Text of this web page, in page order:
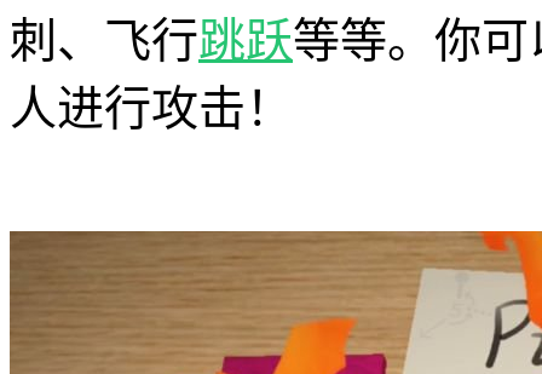
刺、飞行跳跃等等。你
人进行攻击！